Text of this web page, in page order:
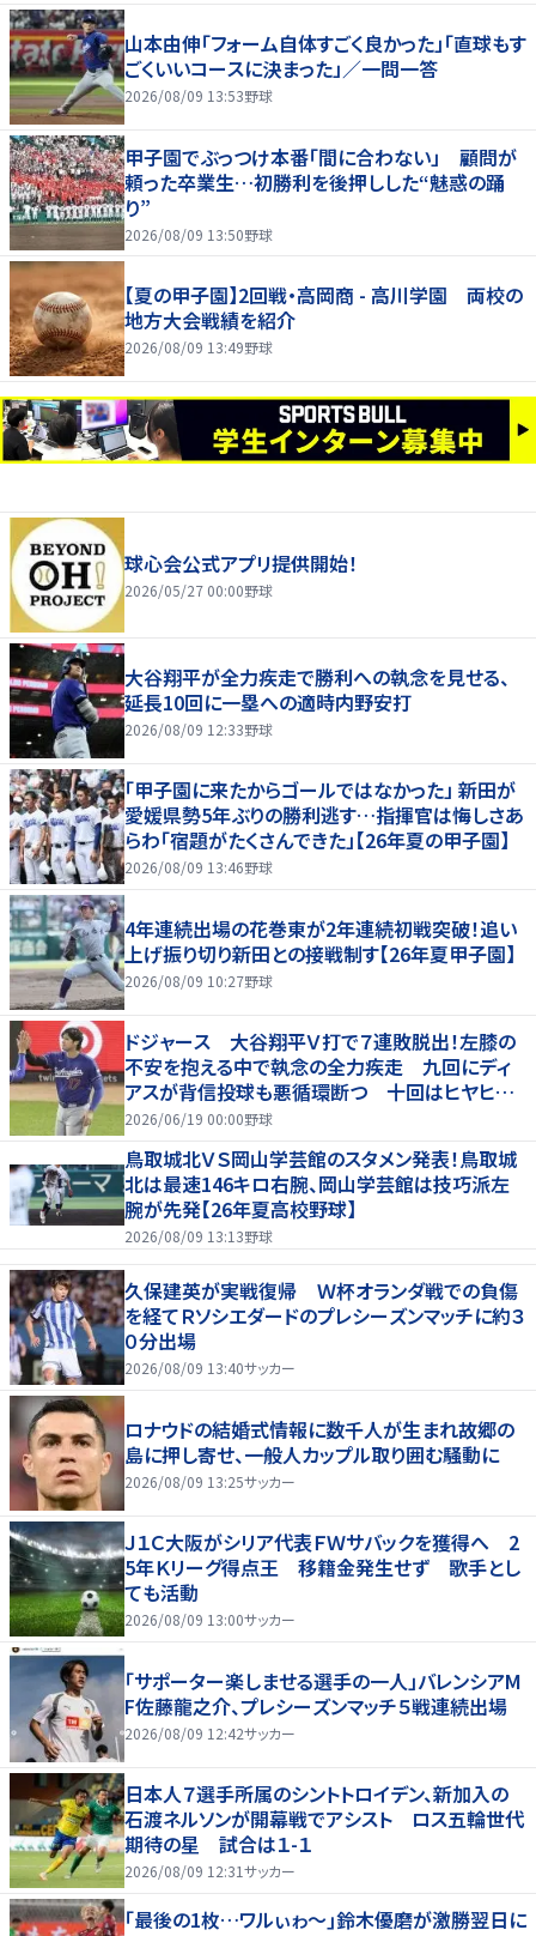
山本由伸「フォーム自体すごく良かった」「直球もす
ごくいいコースに決まった」／一問一答
2026/08/09 13:53野球
甲子園でぶっつけ本番「間に合わない」 顧問が
頼った卒業生…初勝利を後押しした“魅惑の踊
り”
2026/08/09 13:50野球
【夏の甲子園】2回戦・高岡商 - 高川学園 両校の
地方大会戦績を紹介
2026/08/09 13:49野球
球心会公式アプリ提供開始！
2026/05/27 00:00野球
大谷翔平が全力疾走で勝利への執念を見せる、
延長10回に一塁への適時内野安打
2026/08/09 12:33野球
「甲子園に来たからゴールではなかった」 新田が
愛媛県勢5年ぶりの勝利逃す…指揮官は悔しさあ
らわ「宿題がたくさんできた」【26年夏の甲子園】
2026/08/09 13:46野球
4年連続出場の花巻東が2年連続初戦突破！追い
上げ振り切り新田との接戦制す【26年夏甲子園】
2026/08/09 10:27野球
ドジャース 大谷翔平Ｖ打で７連敗脱出！左膝の
不安を抱える中で執念の全力疾走 九回にディ
アスが背信投球も悪循環断つ 十回はヒヤヒヤ
もリード守る
2026/06/19 00:00野球
鳥取城北ＶＳ岡山学芸館のスタメン発表！鳥取城
北は最速146キロ右腕、岡山学芸館は技巧派左
腕が先発【26年夏高校野球】
2026/08/09 13:13野球
久保建英が実戦復帰 Ｗ杯オランダ戦での負傷
を経てＲソシエダードのプレシーズンマッチに約３
０分出場
2026/08/09 13:40サッカー
ロナウドの結婚式情報に数千人が生まれ故郷の
島に押し寄せ、一般人カップル取り囲む騒動に
2026/08/09 13:25サッカー
Ｊ１Ｃ大阪がシリア代表ＦＷサバックを獲得へ 2
5年Ｋリーグ得点王 移籍金発生せず 歌手とし
ても活動
2026/08/09 13:00サッカー
「サポーター楽しませる選手の一人」バレンシアM
F佐藤龍之介、プレシーズンマッチ５戦連続出場
2026/08/09 12:42サッカー
日本人７選手所属のシントトロイデン、新加入の
石渡ネルソンが開幕戦でアシスト ロス五輪世代
期待の星 試合は１-１
2026/08/09 12:31サッカー
｢最後の1枚…ワルぃゎ〜｣鈴木優磨が激勝翌日に